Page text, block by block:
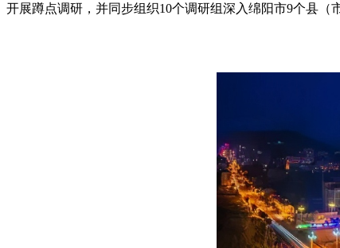
开展蹲点调研，并同步组织10个调研组深入绵阳市9个县（